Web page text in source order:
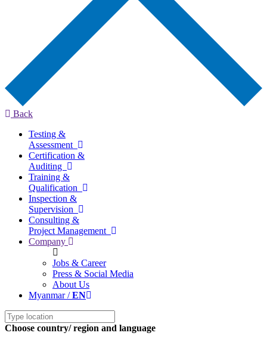
Back
Testing &
Assessment
Certification &
Auditing
Training &
Qualification
Inspection &
Supervision
Consulting &
Project Management
Company
Jobs & Career
Press & Social Media
About Us
Myanmar /EN
Choose country/ region and language